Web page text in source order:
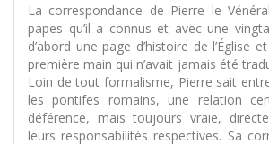
La correspondance de Pierre le
papes qu’il a connus et avec une
d’abord une page d’histoire de l’Église
première main qui n’avait jamais été
Loin de tout formalisme, Pierre sait
les pontifes romains, une relation
déférence, mais toujours vraie,
leurs responsabilités respectives. Sa